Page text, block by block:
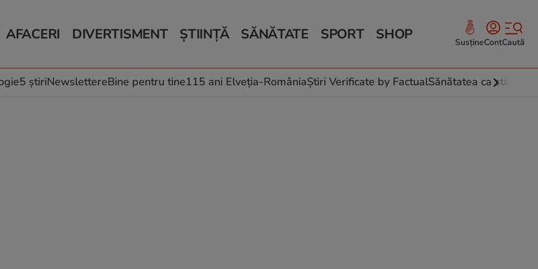
AFACERI
Auto
Locuri de muncă
DIVERTISMENT
Horoscop
Muzică și Filme
ȘTIINȚĂ
Schimbări climatice
SĂNĂTATE
Relații
Rețete culinare
SPORT SHOP SusțineContCaută
5 știriNewslettereBine pentru tine115 ani Elveția-RomâniaȘtiri Verificate by FactualSănătatea ca stil de